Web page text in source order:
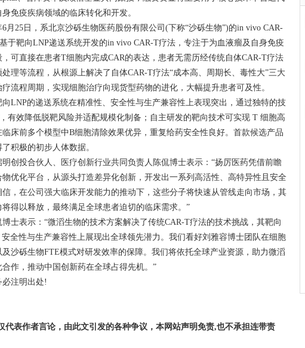
免疫疾病领域的临床转化和开发。
25日，系北京沙砾生物医药股份有限公司(下称“沙砾生物”)的in vivo CAR-
于靶向LNP递送系统开发的in vivo CAR-T疗法，专注于为血液瘤及自身免疫
可直接在患者T细胞内完成CAR的表达，患者无需历经传统自体CAR-T疗法
理等流程，从根源上解决了自体CAR-T疗法“成本高、周期长、毒性大”三大
流程周期，实现细胞治疗向现货型药物的进化，大幅提升患者可及性。
的递送系统在精准性、安全性与生产兼容性上表现突出，通过独特的技
有效降低脱靶风险并适配规模化制备；自主研发的靶向技术可实现 T 细胞高
床前多个模型中B细胞清除效果优异，重复给药安全性良好。首款候选产品
积极的初步人体数据。
投合伙人、医疗创新行业共同负责人陈侃博士表示：“扬厉医药凭借前瞻
优化平台，从源头打造差异化创新，开发出一系列高活性、高特异性且安全
，在公司强大临床开发能力的推动下，这些分子将快速从管线走向市场，其
得以释放，最终满足全球患者迫切的临床需求。”
表示：“微滔生物的技术方案解决了传统CAR-T疗法的技术挑战，其靶向
全性与生产兼容性上展现出全球领先潜力。我们看好刘雅容博士团队在细胞
沙砾生物FTE模式对研发效率的保障。我们将依托全球产业资源，助力微滔
作，推动中国创新药在全球占得先机。”
必注明出处!
代表作者言论，由此文引发的各种争议，本网站声明免责,也不承担连带责